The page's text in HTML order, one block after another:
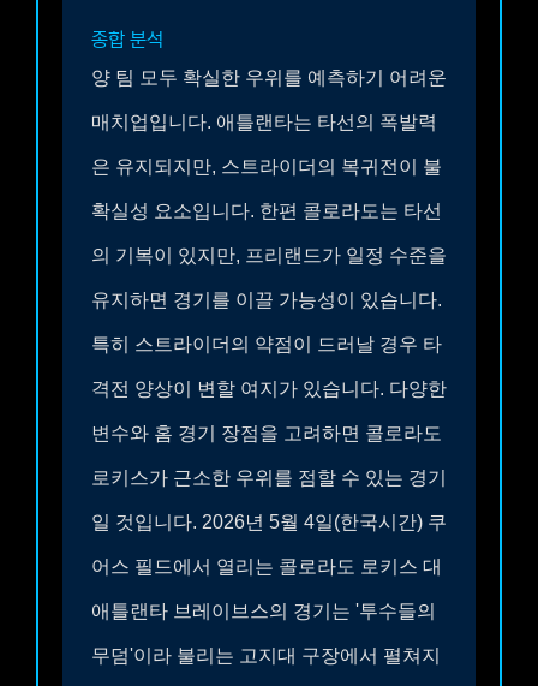
종합 분석
양 팀 모두 확실한 우위를 예측하기 어려운
매치업입니다. 애틀랜타는 타선의 폭발력
은 유지되지만, 스트라이더의 복귀전이 불
확실성 요소입니다. 한편 콜로라도는 타선
의 기복이 있지만, 프리랜드가 일정 수준을
유지하면 경기를 이끌 가능성이 있습니다.
특히 스트라이더의 약점이 드러날 경우 타
격전 양상이 변할 여지가 있습니다. 다양한
변수와 홈 경기 장점을 고려하면 콜로라도
로키스가 근소한 우위를 점할 수 있는 경기
일 것입니다. 2026년 5월 4일(한국시간) 쿠
어스 필드에서 열리는 콜로라도 로키스 대
애틀랜타 브레이브스의 경기는 '투수들의
무덤'이라 불리는 고지대 구장에서 펼쳐지